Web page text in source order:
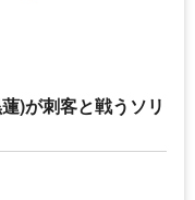
)が刺客と戦うソリ